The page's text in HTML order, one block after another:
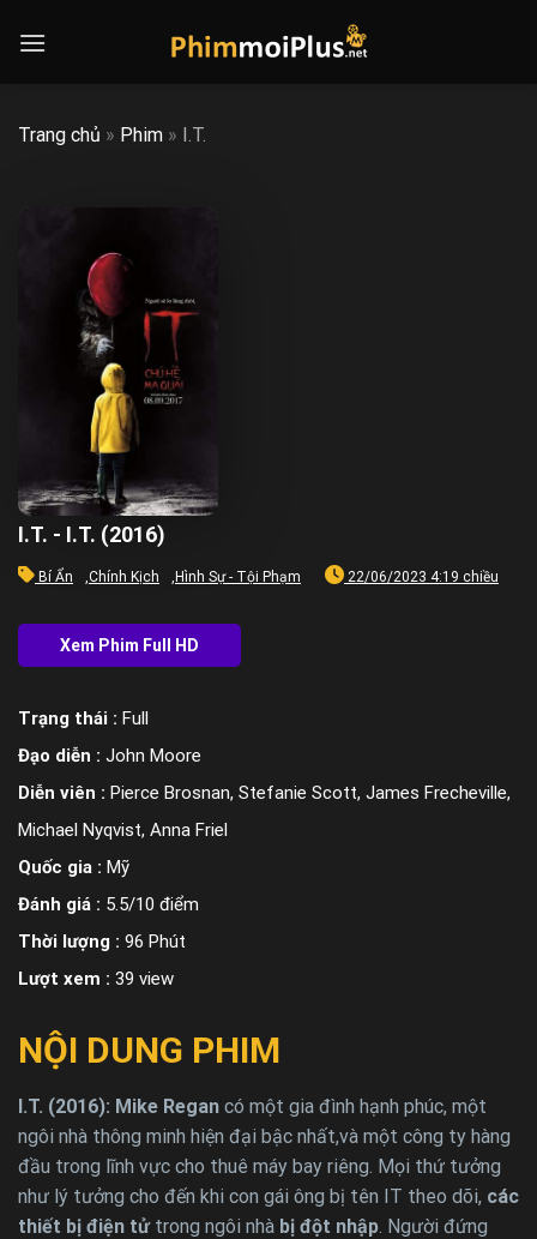
Trang chủ » Phim » I.T.
I.T. - I.T. (2016)
Bí Ẩn Chính Kịch Hình Sự - Tội Phạm 22/06/2023 4:19 chiều
Trạng thái : Full
Đạo diễn : John Moore
Diễn viên : Pierce Brosnan, Stefanie Scott, James Frecheville,
Michael Nyqvist, Anna Friel
Quốc gia : Mỹ
Đánh giá : 5.5/10 điểm
Thời lượng : 96 Phút
Lượt xem : 39 view
NỘI DUNG PHIM
I.T. (2016): Mike Regan có một gia đình hạnh phúc, một
ngôi nhà thông minh hiện đại bậc nhất,và một công ty hàng
đầu trong lĩnh vực cho thuê máy bay riêng. Mọi thứ tưởng
như lý tưởng cho đến khi con gái ông bị tên IT theo dõi, các
thiết bị điện tửtrong ngôi nhà bị đột nhập . Người đứng